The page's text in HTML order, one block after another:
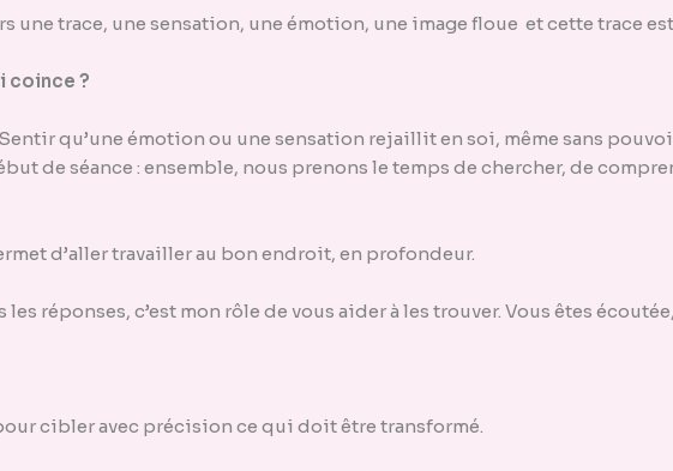
une trace, une sensation, une émotion, une image floue et cette trace
coince ?
qu’une émotion ou une sensation rejaillit en soi, même sans
de séance : ensemble, nous prenons le temps de chercher, de
d’aller travailler au bon endroit, en profondeur.
les réponses, c’est mon rôle de vous aider à les trouver. Vous êtes
cibler avec précision ce qui doit être transformé.